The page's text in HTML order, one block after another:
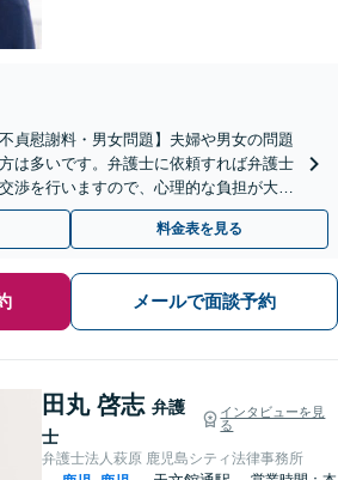
貞慰謝料・男女問題】夫婦や男女の問題
は多いです。弁護士に依頼すれば弁護士
渉を行いますので、心理的な負担が大き
軽にご相談ください。
料金表を見る
メールで面談予約
田丸 啓志 弁護
士
インタビューを見
る
弁護士法人萩原 鹿児島シティ法律事務所